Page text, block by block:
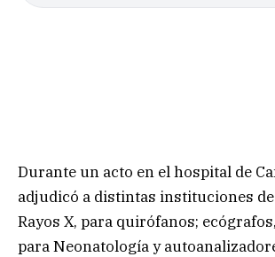
Durante un acto en el hospital de
adjudicó a distintas instituciones
Rayos X, para quirófanos;
para Neonatología y